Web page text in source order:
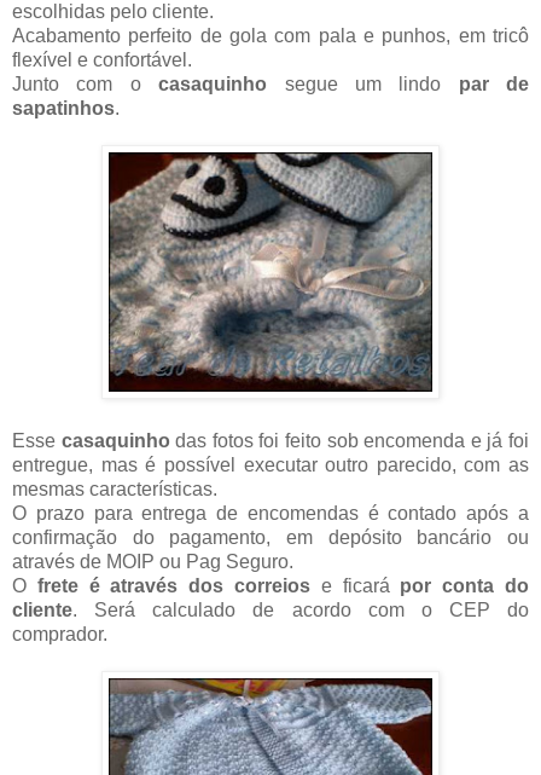
escolhidas pelo cliente.
Acabamento perfeito de gola com pala e punhos, em tricô
flexível e confortável.
Junto com ocasaquinho segue um lindo par de
sapatinhos.
Esse casaquinho das fotos foi feito sob encomenda e já foi
entregue, mas é possível executar outro parecido, com as
mesmas características.
O prazo para entrega de encomendas é contado após a
confirmação do pagamento, em depósito bancário ou
através de MOIP ou Pag Seguro.
O frete é através dos correios e ficará por conta do
cliente. Será calculado de acordo com o CEP do
comprador.